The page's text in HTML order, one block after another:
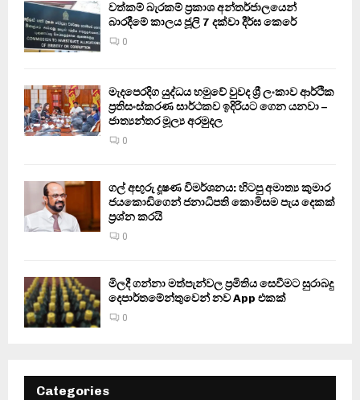
වත්කම් බැරකම් ප්‍රකාශ අන්තර්ජාලයෙන්
බාරදීමේ කාලය ජූලි 7 දක්වා දීර්ඝ කෙරේ
0
මැදපෙරදිග යුද්ධය හමුවේ වුවද ශ්‍රී ලංකාව ආර්ථික
ප්‍රතිසංස්කරණ සාර්ථකව ඉදිරියට ගෙන යනවා –
ජාත්‍යන්තර මූල්‍ය අරමුදල
0
ගල් අඟුරු දූෂණ විමර්ශනය: හිටපු අමාත්‍ය කුමාර
ජයකොඩිගෙන් ජනාධිපති කොමිසම පැය දෙකක්
ප්‍රශ්න කරයි
0
මිලදී ගන්නා මත්පැන්වල ප්‍රමිතිය සෙවීමට සුරාබදු
දෙපාර්තමේන්තුවෙන් නව App එකක්
0
Categories